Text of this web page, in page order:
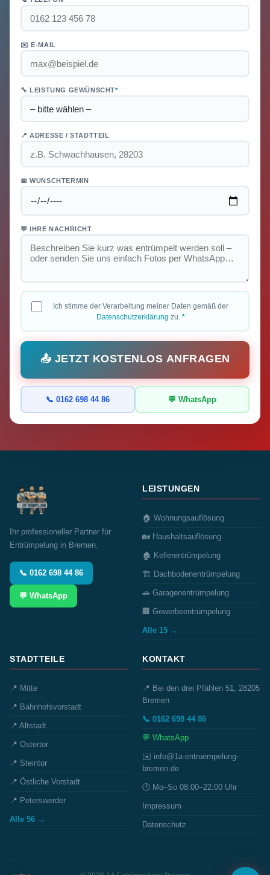
✉️ E-MAIL
🔧 LEISTUNG GEWÜNSCHT*
📍 ADRESSE / STADTTEIL
📅 WUNSCHTERMIN
💬 IHRE NACHRICHT
Ich stimme der Verarbeitung meiner Daten gemäß der
Datenschutzerklärung zu. *
📤 JETZT KOSTENLOS ANFRAGEN
📞 0162 698 44 86 💬 WhatsApp
Ihr professioneller Partner für
Entrümpelung in Bremen.
📞 0162 698 44 86
💬 WhatsApp
LEISTUNGEN
🏠 Wohnungsauflösung
🏡 Haushaltsauflösung
🏚️ Kellerentrümpelung
🏗️ Dachbodenentrümpelung
🚗 Garagenentrümpelung
🏢 Gewerbeentrümpelung
Alle 15 →
STADTTEILE
📍 Mitte
📍 Bahnhofsvorstadt
📍 Altstadt
📍 Ostertor
📍 Steintor
📍 Östliche Vorstadt
📍 Peterswerder
Alle 56 →
KONTAKT
📍 Bei den drei Pfählen 51, 28205
Bremen
📞 0162 698 44 86
💬 WhatsApp
✉️ info@1a-entruempelung-
bremen.de
🕐 Mo–So 08:00–22:00 Uhr
Impressum
Datenschutz